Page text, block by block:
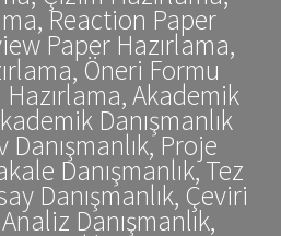
Reaction Paper
Paper Hazırlama,
Öneri Formu
Hazırlama, Akademik
Danışmanlık
Danışmanlık, Proje
Danışmanlık, Tez
Danışmanlık, Çeviri
Danışmanlık,